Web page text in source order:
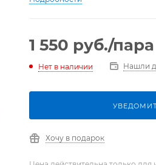
1 550 руб./пара
Нет в наличии Нашли
Хочу в подарок